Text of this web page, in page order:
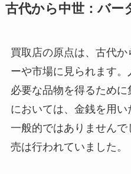
古代から中世：バー
買取店の原点は、古代
ーや市場に見られます。
必要な品物を得るため
においては、金銭を用
一般的ではありません
売は行われていました。